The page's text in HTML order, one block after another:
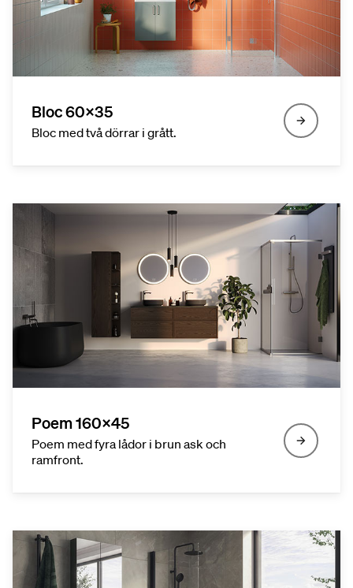
Bloc 60x35
Bloc med två dörrar i grått.
Poem 160x45
Poem med fyra lådor i brun ask och
ramfront.